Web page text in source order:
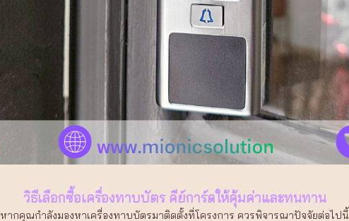
วิธีเลือกซื้อเครื่องทาบบัตร คีย์การ์ดให้คุ้มค่าและทนทาน
หากคุณกำลังมองหาเครื่องทาบบัตรมาติดตั้งที่โครงการ ควรพิจารณาปัจจัยต่อไปนี้